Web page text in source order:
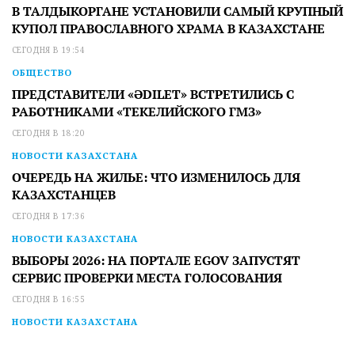
В ТАЛДЫКОРГАНЕ УСТАНОВИЛИ САМЫЙ КРУПНЫЙ
КУПОЛ ПРАВОСЛАВНОГО ХРАМА В КАЗАХСТАНЕ
СЕГОДНЯ В 19:54
ОБЩЕСТВО
ПРЕДСТАВИТЕЛИ «ӘDILET» ВСТРЕТИЛИСЬ С
РАБОТНИКАМИ «ТЕКЕЛИЙСКОГО ГМЗ»
СЕГОДНЯ В 18:20
НОВОСТИ КАЗАХСТАНА
ОЧЕРЕДЬ НА ЖИЛЬЕ: ЧТО ИЗМЕНИЛОСЬ ДЛЯ
КАЗАХСТАНЦЕВ
СЕГОДНЯ В 17:36
НОВОСТИ КАЗАХСТАНА
ВЫБОРЫ 2026: НА ПОРТАЛЕ EGOV ЗАПУСТЯТ
СЕРВИС ПРОВЕРКИ МЕСТА ГОЛОСОВАНИЯ
СЕГОДНЯ В 16:55
НОВОСТИ КАЗАХСТАНА